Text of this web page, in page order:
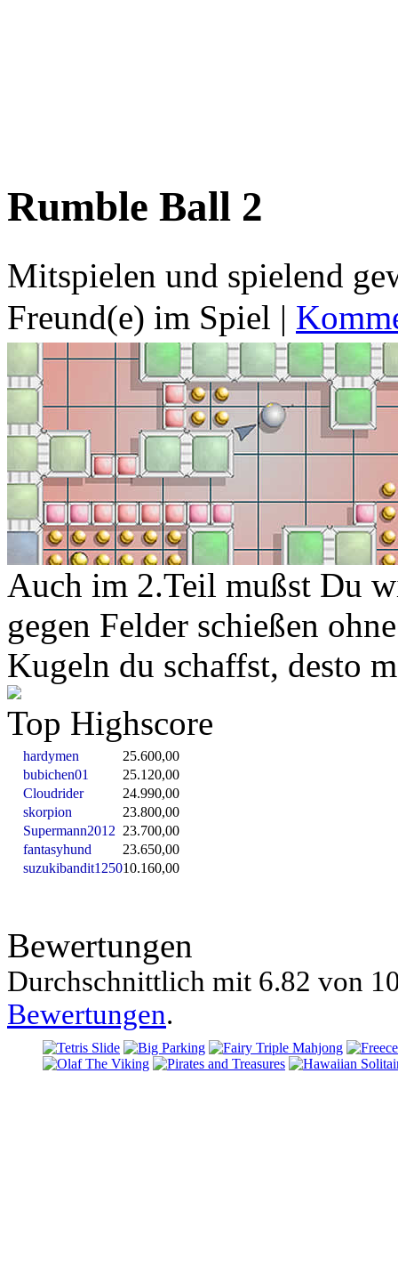
Rumble Ball 2
Mitspielen und spielend
Freund(e) im Spiel |
Auch im 2.Teil mußst Du
gegen Felder schießen
Kugeln du schaffst, desto
Top Highscore
hardymen
25.600,00
bubichen01
25.120,00
Cloudrider
24.990,00
skorpion
23.800,00
Supermann2012 23.700,00
fantasyhund
23.650,00
suzukibandit125010.160,00
Bewertungen
Durchschnittlich mit 6.82 von
Bewertungen.